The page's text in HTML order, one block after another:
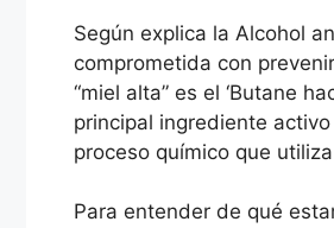
Según explica la Alcohol
comprometida con
“miel alta” es el ‘Butane
principal ingrediente
proceso químico que
Para entender de qué